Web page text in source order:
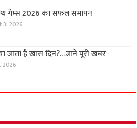
गेम्स 2026 का सफल समापन
3, 2026
जाता है खास दिन?…जाने पूरी खबर
2026